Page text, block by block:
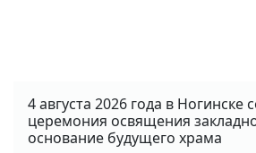
4 августа 2026 года в Ногинске
церемония освящения
основание будущего храма